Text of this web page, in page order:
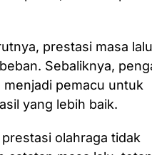
prestasi masa
Sebaliknya,
pemacu untuk
yang lebih baik.
olahraga tidak